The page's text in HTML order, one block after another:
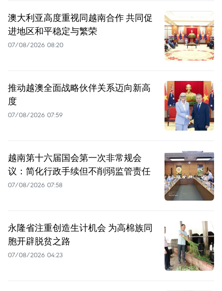
澳大利亚高度重视同越南合作 共同促
进地区和平稳定与繁荣
07/08/2026 08:20
推动越澳全面战略伙伴关系迈向新高
度
07/08/2026 07:59
越南第十六届国会第一次非常规会
议：简化行政手续但不削弱监管责任
07/08/2026 07:58
永隆省注重创造生计机会 为高棉族同
胞开辟脱贫之路
07/08/2026 04:23